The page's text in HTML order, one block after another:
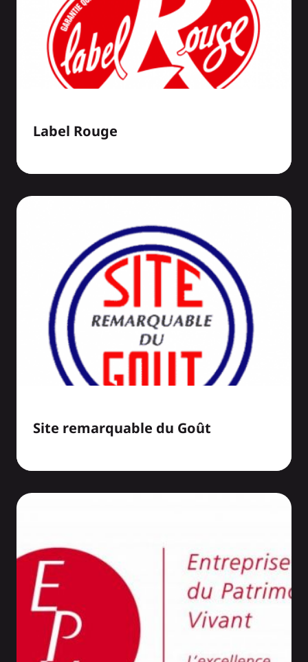
Label Rouge
Site remarquable du Goût